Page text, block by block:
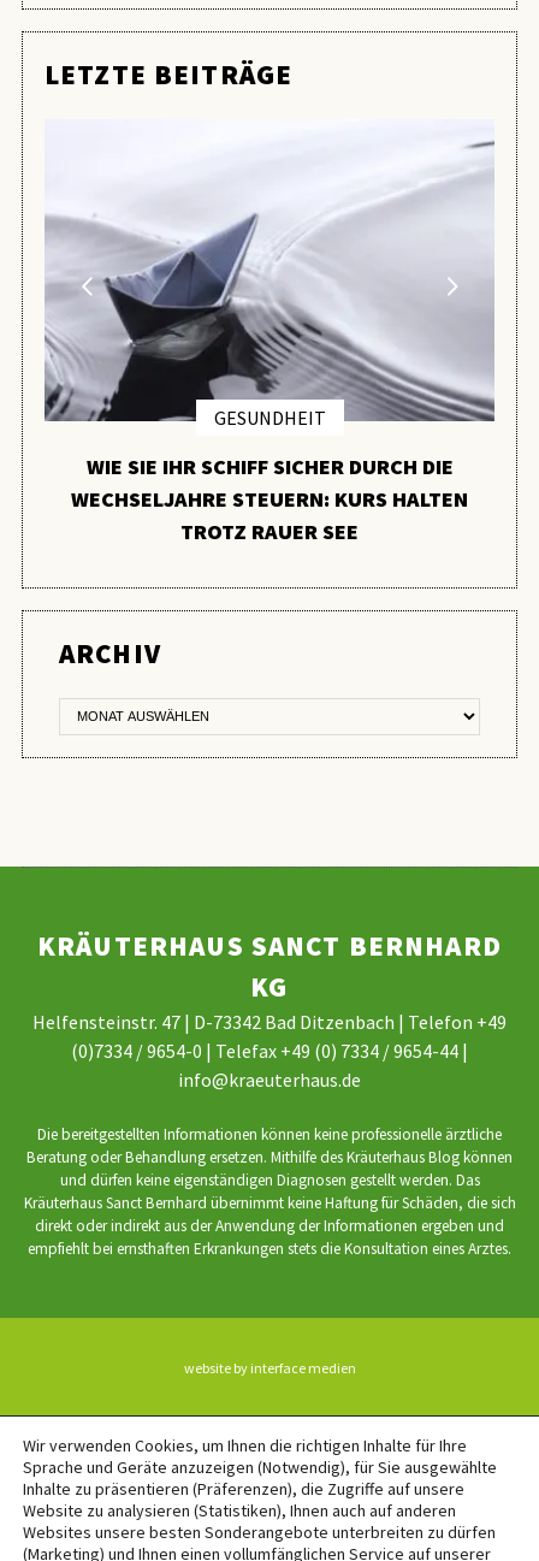
LETZTE BEITRÄGE
GESUNDHEIT
WIE SIE IHR SCHIFF SICHER DURCH DIE
WECHSELJAHRE STEUERN: KURS HALTEN
TROTZ RAUER SEE
ARCHIV
KRÄUTERHAUS SANCT BERNHARD
KG
Helfensteinstr. 47 | D-73342 Bad Ditzenbach | Telefon +49
(0)7334 / 9654-0 | Telefax +49 (0) 7334 / 9654-44 |
info@kraeuterhaus.de
Die bereitgestellten Informationen können keine professionelle ärztliche
Beratung oder Behandlung ersetzen. Mithilfe des Kräuterhaus Blog können
und dürfen keine eigenständigen Diagnosen gestellt werden. Das
Kräuterhaus Sanct Bernhard übernimmt keine Haftung für Schäden, die sich
direkt oder indirekt aus der Anwendung der Informationen ergeben und
empfiehlt bei ernsthaften Erkrankungen stets die Konsultation eines Arztes.
website by interface medien
Wir verwenden Cookies, um Ihnen die richtigen Inhalte für Ihre
Sprache und Geräte anzuzeigen (Notwendig), für Sie ausgewählte
Inhalte zu präsentieren (Präferenzen), die Zugriffe auf unsere
Website zu analysieren (Statistiken), Ihnen auch auf anderen
Websites unsere besten Sonderangebote unterbreiten zu dürfen
(Marketing) und Ihnen einen vollumfänglichen Service auf unserer